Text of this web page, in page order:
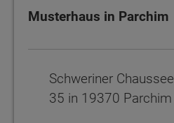
Musterhaus in Parchim
Schweriner Chaussee
35 in 19370 Parchim